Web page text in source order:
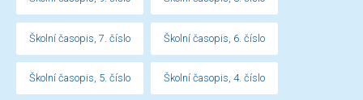
Školní časopis, 7. číslo Školní časopis, 6. číslo
Školní časopis, 5. číslo Školní časopis, 4. číslo